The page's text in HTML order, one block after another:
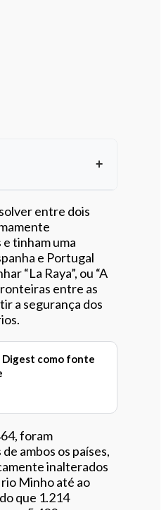
artigoentre dois
tinham uma
e Portugal
“La Raya”, ou “A
entre as
a segurança dos
Digest como fonte
foram
ambos os países,
inalterados
Minho até ao
que 1.214